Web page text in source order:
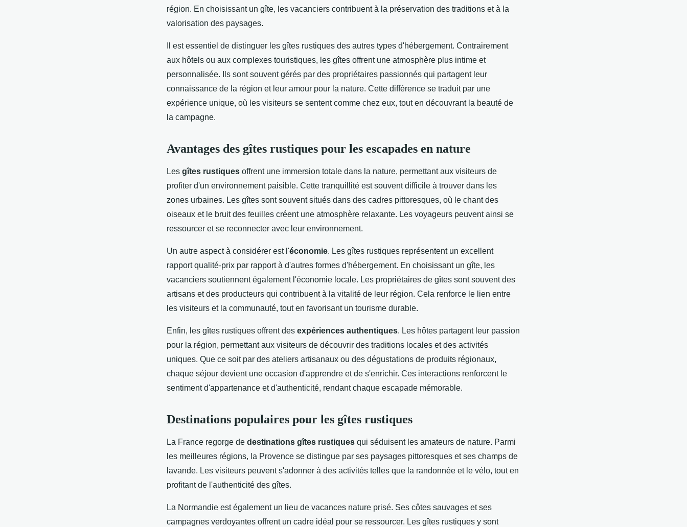
région. En choisissant un gîte, les vacanciers contribuent à la préservation des traditions et à la
valorisation des paysages.
Il est essentiel de distinguer les gîtes rustiques des autres types d'hébergement. Contrairement
aux hôtels ou aux complexes touristiques, les gîtes offrent une atmosphère plus intime et
personnalisée. Ils sont souvent gérés par des propriétaires passionnés qui partagent leur
connaissance de la région et leur amour pour la nature. Cette différence se traduit par une
expérience unique, où les visiteurs se sentent comme chez eux, tout en découvrant la beauté de
la campagne.
Avantages des gîtes rustiques pour les escapades en nature
Les gîtes rustiques offrent une immersion totale dans la nature, permettant aux visiteurs de
profiter d'un environnement paisible. Cette tranquillité est souvent difficile à trouver dans les
zones urbaines. Les gîtes sont souvent situés dans des cadres pittoresques, où le chant des
oiseaux et le bruit des feuilles créent une atmosphère relaxante. Les voyageurs peuvent ainsi se
ressourcer et se reconnecter avec leur environnement.
Un autre aspect à considérer est l'économie. Les gîtes rustiques représentent un excellent
rapport qualité-prix par rapport à d'autres formes d'hébergement. En choisissant un gîte, les
vacanciers soutiennent également l'économie locale. Les propriétaires de gîtes sont souvent des
artisans et des producteurs qui contribuent à la vitalité de leur région. Cela renforce le lien entre
les visiteurs et la communauté, tout en favorisant un tourisme durable.
Enfin, les gîtes rustiques offrent des expériences authentiques. Les hôtes partagent leur passion
pour la région, permettant aux visiteurs de découvrir des traditions locales et des activités
uniques. Que ce soit par des ateliers artisanaux ou des dégustations de produits régionaux,
chaque séjour devient une occasion d'apprendre et de s'enrichir. Ces interactions renforcent le
sentiment d'appartenance et d'authenticité, rendant chaque escapade mémorable.
Destinations populaires pour les gîtes rustiques
La France regorge de destinations gîtes rustiques qui séduisent les amateurs de nature. Parmi
les meilleures régions, la Provence se distingue par ses paysages pittoresques et ses champs de
lavande. Les visiteurs peuvent s'adonner à des activités telles que la randonnée et le vélo, tout en
profitant de l'authenticité des gîtes.
La Normandie est également un lieu de vacances nature prisé. Ses côtes sauvages et ses
campagnes verdoyantes offrent un cadre idéal pour se ressourcer. Les gîtes rustiques y sont